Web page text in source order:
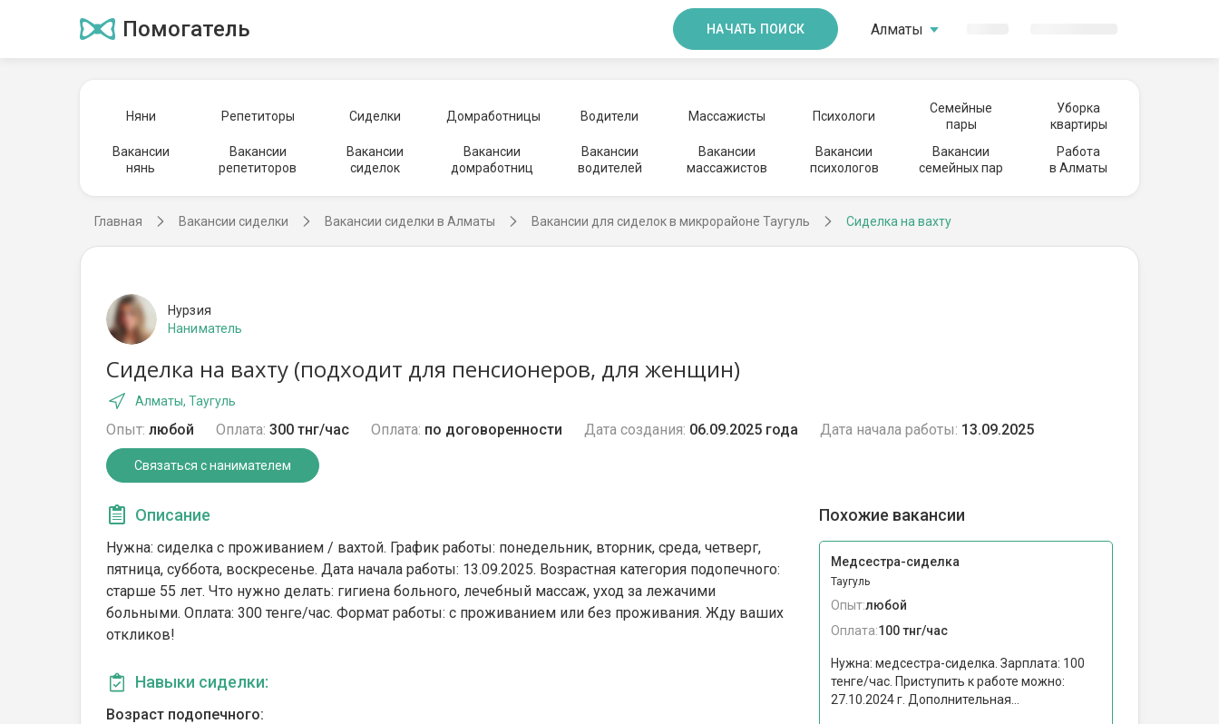
Помогатель НАЧАТЬ ПОИСК Алматы
Няни Репетиторы Сиделки Домработницы Водители Массажисты Психологи
Семейные
пары
Уборка
квартиры
Вакансии
нянь
Вакансии
репетиторов
Вакансии
сиделок
Вакансии
домработниц
Вакансии
водителей
Вакансии
массажистов
Вакансии
психологов
Вакансии
семейных пар
Работа
в Алматы
Главная Вакансии сиделки Вакансии сиделки в Алматы Вакансии для сиделок в микрорайоне Таугуль Сиделка на вахту
Нурзия
Наниматель
Сиделка на вахту (подходит для пенсионеров, для женщин)
Алматы, Таугуль
Опыт: любой Оплата: 300 тнг/час Оплата: по договоренности Дата создания: 06.09.2025 года Дата начала работы: 13.09.2025
Связаться с нанимателем
Описание
Нужна: сиделка с проживанием / вахтой. График работы: понедельник, вторник, среда, четверг,
пятница, суббота, воскресенье. Дата начала работы: 13.09.2025. Возрастная категория подопечного:
cтарше 55 лет. Что нужно делать: гигиена больного, лечебный массаж, уход за лежачими
больными. Оплата: 300 тенге/час. Формат работы: c проживанием или без проживания. Жду ваших
откликов!
Навыки сиделки:
Возраст подопечного:
Похожие вакансии
Медсестра-сиделка
Таугуль
Опыт:любой
Оплата:100 тнг/час
Нужна: медсестра-сиделка. Зарплата: 100
тенге/час. Приступить к работе можно:
27.10.2024 г. Дополнительная...